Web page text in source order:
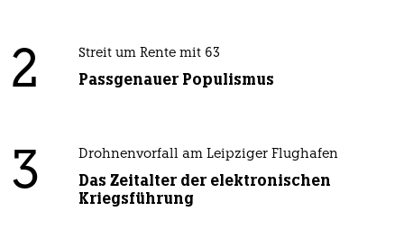
2 Streit um Rente mit 63
Passgenauer Populismus
3 Drohnenvorfall am Leipziger Flughafen
Das Zeitalter der elektronischen
Kriegsführung